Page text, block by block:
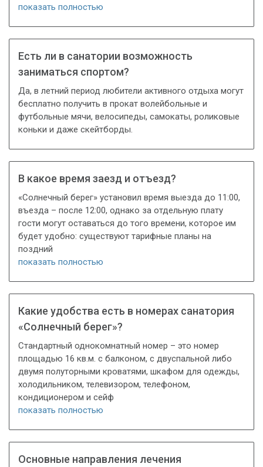
показать полностью
Есть ли в санатории возможность
заниматься спортом?
Да, в летний период любители активного отдыха могут
бесплатно получить в прокат волейбольные и
футбольные мячи, велосипеды, самокаты, роликовые
коньки и даже скейтборды.
В какое время заезд и отъезд?
«Солнечный берег» установил время выезда до 11:00,
въезда – после 12:00, однако за отдельную плату
гости могут оставаться до того времени, которое им
будет удобно: существуют тарифные планы на
поздний
показать полностью
Какие удобства есть в номерах санатория
«Солнечный берег»?
Стандартный однокомнатный номер – это номер
площадью 16 кв.м. с балконом, с двуспальной либо
двумя полуторными кроватями, шкафом для одежды,
холодильником, телевизором, телефоном,
кондиционером и сейф
показать полностью
Основные направления лечения